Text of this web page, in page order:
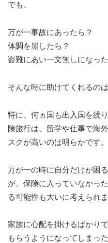
でも、
万が一事故にあったら？
体調を崩したら？
盗難にあい一文無しになっ
そんな時に助けてくれるの
特に、何ヵ国も出入国を繰
険旅行は、留学や仕事で海
スクが高いのは明らかです。
万が一の時に自分だけが困
が、保険に入っていなかっ
る可能性も大いに考えられま
家族に心配を掛けるばかり
もらうようになってしまっ